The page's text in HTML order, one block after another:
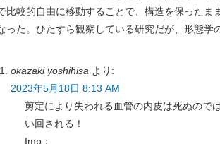
比較的自由に移動することで、構造を保った
った。ひたすら観察している研究だが、形態学
okazaki yoshihisa より:
2023年5月18日 8:13 AM
剪定により失われる血管の内皮は死ぬので
い回される！
Imp：